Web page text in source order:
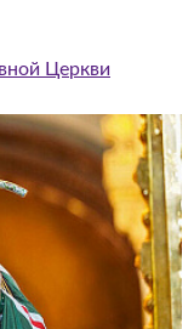
Церкви